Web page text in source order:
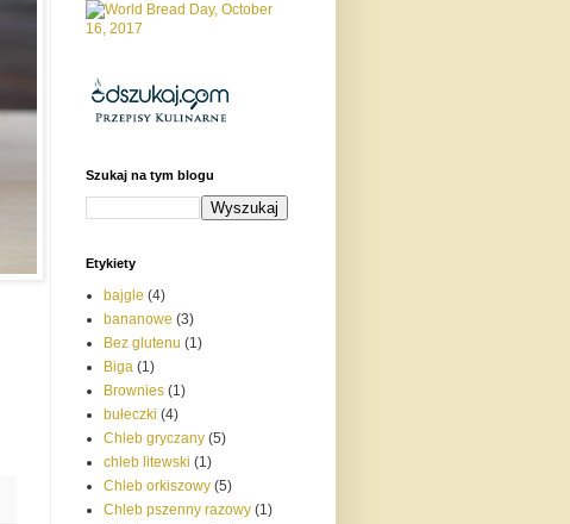
Szukaj na tym blogu
Etykiety
bajgle (4)
bananowe (3)
Bez glutenu (1)
Biga (1)
Brownies (1)
bułeczki (4)
Chleb gryczany (5)
chleb litewski (1)
Chleb orkiszowy (5)
Chleb pszenny razowy (1)